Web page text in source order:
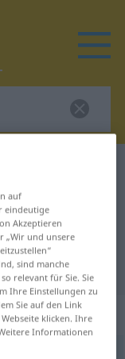
auf
eindeutige
Akzeptieren
„Wir und unsere
sind manche
relevant für Sie. Sie
Ihre Einstellungen zu
Sie auf den Link
klicken. Ihre
Informationen